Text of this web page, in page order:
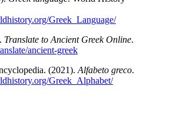
Greek_Language/
Translate to Ancient Greek Online.
ancient-greek
(2021). Alfabeto greco.
Greek_Alphabet/